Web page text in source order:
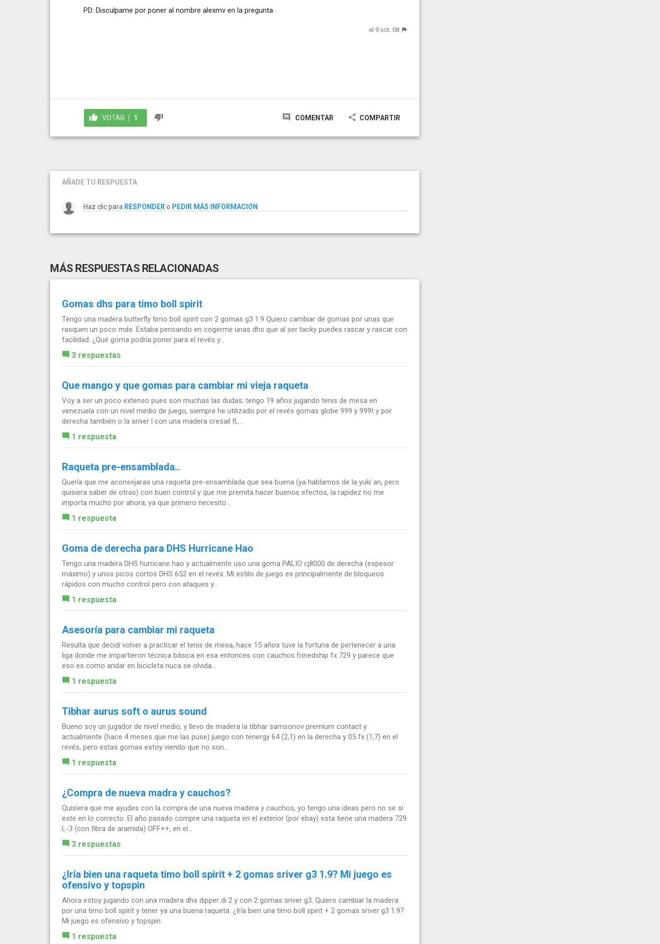
PD: Disculpame por poner al nombre alexmv en la pregunta.
el 9 oct. 08
VOTAR 1 COMENTAR COMPARTIR
AÑADE TU RESPUESTA
Haz clic para RESPONDER o PEDIR MÁS INFORMACIÓN
MÁS RESPUESTAS RELACIONADAS
Gomas dhs para timo boll spirit
Tengo una madera butterfly timo boll spirit con 2 gomas g3 1.9 Quiero cambiar de gomas por unas que
rasquen un poco más. Estaba pensando en cogerme unas dhs que al ser tacky puedes rascar y rascar con
facilidad. ¿Qué goma podría poner para el revés y...
3 respuestas
Que mango y que gomas para cambiar mi vieja raqueta
Voy a ser un poco extenso pues son muchas las dudas; tengo 19 años jugando tenis de mesa en
venezuela con un nivel medio de juego, siempre he utilizado por el revés gomas globe 999 y 999t y por
derecha también o la sriver l con una madera cresail fl,...
1 respuesta
Raqueta pre-ensamblada..
Quería que me aconsejaras una raqueta pre-ensamblada que sea buena (ya hablamos de la yuki an, pero
quisiera saber de otras) con buen control y que me premita hacer buenos efectos, la rapidez no me
importa mucho por ahora, ya que primero necesito...
1 respuesta
Goma de derecha para DHS Hurricane Hao
Tengo una madera DHS hurricane hao y actualmente uso una goma PALIO cj8000 de derecha (espesor
máximo) y unos picos cortos DHS 652 en el revés. Mi estilo de juego es principalmente de bloqueos
rápidos con mucho control pero con ataques y...
1 respuesta
Asesoría para cambiar mi raqueta
Resulta que decidí volver a practicar el tenis de mesa, hace 15 años tuve la fortuna de pertenecer a una
liga donde me impartieron técnica básica en esa entonces con cauchos frinedship fx 729 y parece que
eso es como andar en bicicleta nuca se olvida...
1 respuesta
Tibhar aurus soft o aurus sound
Bueno soy un jugador de nivel medio, y llevo de madera la tibhar samsonov premium contact y
actualmente (hace 4 meses que me las puse) juego con tenergy 64 (2,1) en la derecha y 05 fx (1,7) en el
revés, pero estas gomas estoy viendo que no son...
1 respuesta
¿Compra de nueva madra y cauchos?
Quisiera que me ayudes con la compra de una nueva madera y cauchos, yo tengo una ideas pero no se si
este en lo correcto. El año pasado compre una raqueta en el exterior (por ebay) esta tiene una madera 729
L-3 (con fibra de aramida) OFF++, en el...
3 respuestas
¿Iría bien una raqueta timo boll spirit + 2 gomas sriver g3 1.9? Mi juego es
ofensivo y topspin
Ahora estoy jugando con una madera dhs dipper di 2 y con 2 gomas sriver g3. Quiero cambiar la madera
por una timo boll spirit y tener ya una buena raqueta. ¿Iría bien una timo boll spirit + 2 gomas sriver g3 1.9?
Mi juego es ofensivo y topspin.
1 respuesta